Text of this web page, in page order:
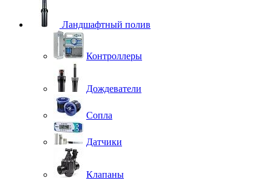
Ландшафтный полив
Контроллеры
Дождеватели
Сопла
Датчики
Клапаны